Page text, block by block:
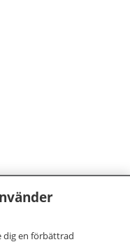
dig en förbättrad